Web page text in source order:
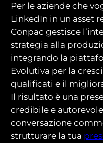
Per le aziende che
LinkedIn in un asset
Conpac gestisce
strategia alla
integrando la
Evolutiva per la
qualificati e il
Il risultato è una
credibile e
conversazione
strutturare la tua